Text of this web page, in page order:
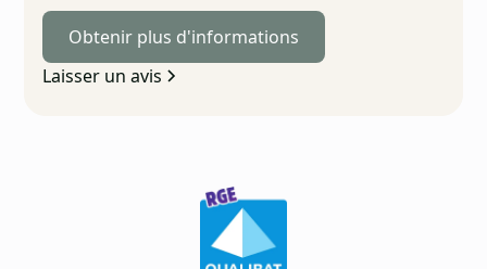
Obtenir plus d'informations
Laisser un avis